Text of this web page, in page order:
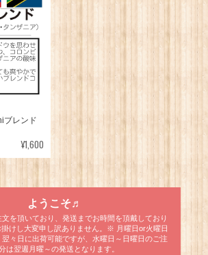
ブレンド
¥1,600
ようこそ♬
を頂いており、発送までお時間を頂戴しており
掛けし大変申し訳ありません。※ 月曜日or火曜日
々日に出荷可能ですが、水曜日～日曜日のご注
は翌週月曜～の発送となります。